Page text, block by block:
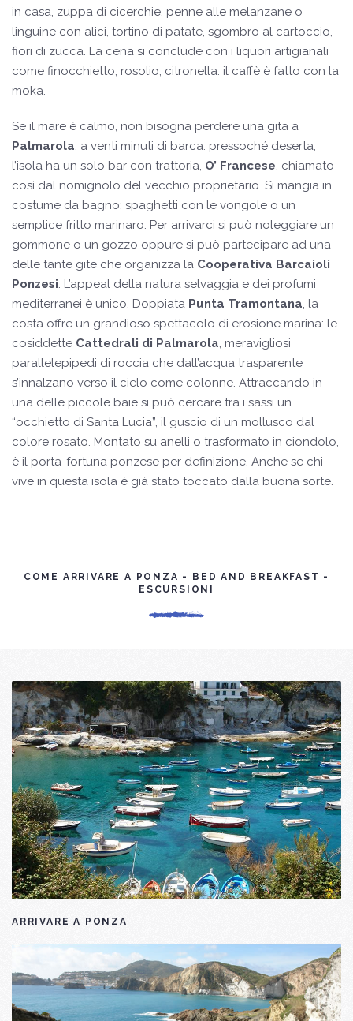
in casa, zuppa di cicerchie, penne alle melanzane o
linguine con alici, tortino di patate, sgombro al cartoccio,
fiori di zucca. La cena si conclude con i liquori artigianali
come finocchietto, rosolio, citronella: il caffè è fatto con la
moka.
Se il mare è calmo, non bisogna perdere una gita a
Palmarola, a venti minuti di barca: pressoché deserta,
l’isola ha un solo bar con trattoria, O’ Francese, chiamato
così dal nomignolo del vecchio proprietario. Si mangia in
costume da bagno: spaghetti con le vongole o un
semplice fritto marinaro. Per arrivarci si può noleggiare un
gommone o un gozzo oppure si può partecipare ad una
delle tante gite che organizza la Cooperativa Barcaioli
Ponzesi. L’appeal della natura selvaggia e dei profumi
mediterranei è unico. Doppiata Punta Tramontana, la
costa offre un grandioso spettacolo di erosione marina: le
cosiddette Cattedrali di Palmarola, meravigliosi
parallelepipedi di roccia che dall’acqua trasparente
s’innalzano verso il cielo come colonne. Attraccando in
una delle piccole baie si può cercare tra i sassi un
“occhietto di Santa Lucia”, il guscio di un mollusco dal
colore rosato. Montato su anelli o trasformato in ciondolo,
è il porta-fortuna ponzese per definizione. Anche se chi
vive in questa isola è già stato toccato dalla buona sorte.
COME ARRIVARE A PONZA - BED AND BREAKFAST -
ESCURSIONI
ARRIVARE A PONZA